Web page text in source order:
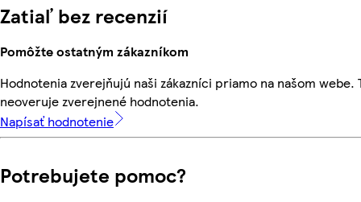
Zatiaľ bez recenzií
Pomôžte ostatným zákazníkom
Hodnotenia zverejňujú naši zákazníci priamo na našom webe.
neoveruje zverejnené hodnotenia.
Napísať hodnotenie
Potrebujete pomoc?